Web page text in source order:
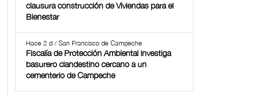
clausura construcción de Viviendas para el
Bienestar
Hace 2 d / San Francisco de Campeche
Fiscalía de Protección Ambiental investiga
basurero clandestino cercano a un
cementerio de Campeche